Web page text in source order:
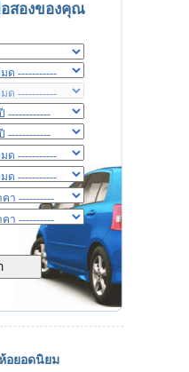
สองของคุณ
อยอดนิยม